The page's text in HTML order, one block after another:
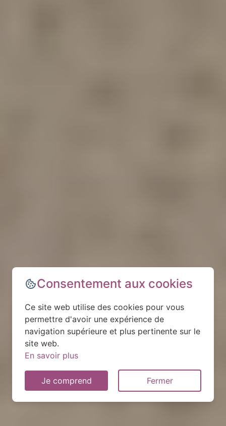
Consentement aux cookies
Ce site web utilise des cookies pour vous
permettre d'avoir une expérience de
navigation supérieure et plus pertinente sur le
site web.
En savoir plus
Je comprend Fermer